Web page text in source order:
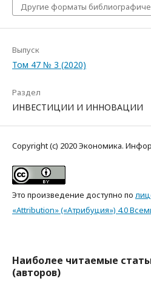
Другие форматы
Выпуск
Том 47 № 3 (2020)
Раздел
ИНВЕСТИЦИИ И ИННОВАЦИИ
Copyright (c) 2020 Экономика.
Это произведение доступно по
«Attribution» («Атрибуция») 4.0
Наиболее читаемые
(авторов)